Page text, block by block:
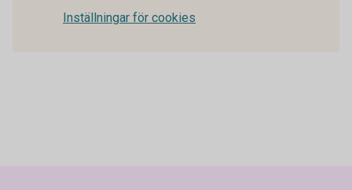
Inställningar för cookies